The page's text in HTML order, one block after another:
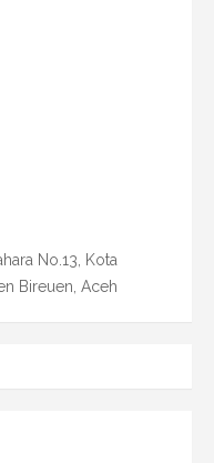
No.13, Kota
Bireuen, Aceh